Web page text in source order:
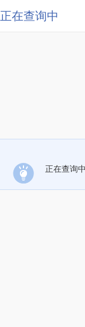
正在查询中
正在查询